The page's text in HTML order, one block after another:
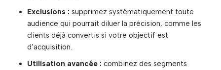
Exclusions : supprimez systématiquement toute
audience qui pourrait diluer la précision, comme les
clients déjà convertis si votre objectif est
d’acquisition.
Utilisation avancée : combinez des segments